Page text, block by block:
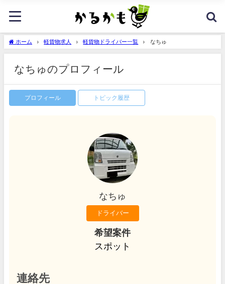
ホーム 軽貨物求人 軽貨物ドライバー一覧 なちゅ
なちゅのプロフィール
プロフィール トピック履歴
なちゅ
ドライバー
希望案件
スポット
連絡先